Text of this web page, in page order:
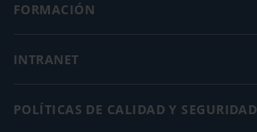
FORMACIÓN
INTRANET
POLÍTICAS DE CALIDAD Y SEGURIDAD